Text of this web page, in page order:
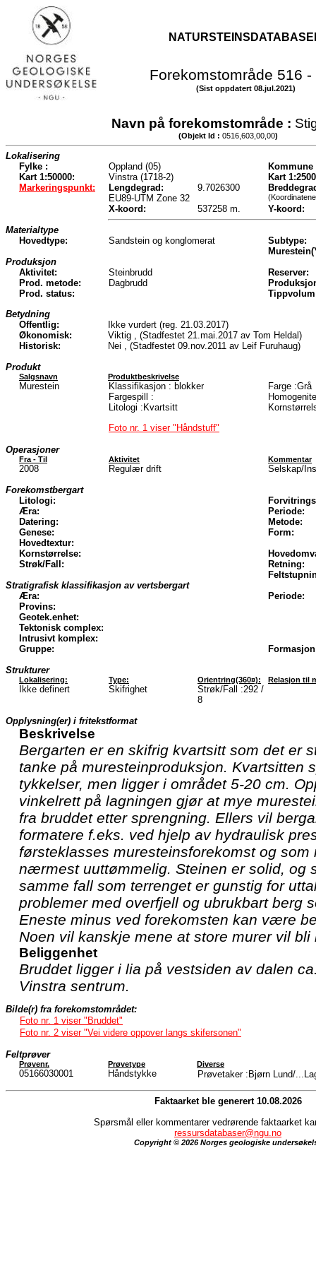
Forekomstområde 516 -
(Sist oppdatert 08.jul.2021)
Navn på forekomstområde :
(Objekt Id : 0516,603,00,00)
Lokalisering
Fylke :
Oppland (05)
Kommune
Kart 1:50000:
Vinstra (1718-2)
Kart
Markeringspunkt:
Lengdegrad: 9.7026300
EU89-UTM Zone 32
X-koord: 537258 m.
Y-koord:
Materialtype
Hovedtype:
Sandstein og konglomerat
Subtype:
Produksjon
Aktivitet:
Steinbrudd
Reserver:
Prod. metode:
Dagbrudd
Prod. status:
Betydning
Offentlig:
Ikke vurdert (reg. 21.03.2017)
Økonomisk:
Viktig , (Stadfestet 21.mai.2017 av Tom Heldal)
Historisk:
Nei , (Stadfestet 09.nov.2011 av Leif Furuhaug)
Produkt
Salgsnavn Produktbeskrivelse
Murestein Klassifikasjon : blokker
Farge :Grå
Fargespill :
Litologi :Kvartsitt
Foto nr. 1 viser "Håndstuff"
Operasjoner
Fra - Til Aktivitet Kommentar
2008 Regulær drift
Selskap/
Forekomstbergart
Litologi:
Æra:
Periode:
Datering:
Metode:
Genese:
Form:
Hovedtextur:
Kornstørrelse:
Strøk/Fall:
Retning:
Stratigrafisk klassifikasjon av vertsbergart
Æra:
Periode:
Provins:
Geotek.enhet:
Tektonisk complex:
Intrusivt komplex:
Gruppe:
Strukturer
Lokalisering: Type: Orientring(360¤): Relasjon til
Ikke definert Skifrighet
Strøk/Fall :292 /
8
Opplysning(er) i fritekstformat
Beskrivelse
Bergarten er en skifrig kvartsitt som det er
tanke på muresteinproduksjon. Kvartsitten
tykkelser, men ligger i området 5-20 cm.
vinkelrett på lagningen gjør at mye
fra bruddet etter sprengning. Ellers vil
formatere f.eks. ved hjelp av hydraulisk
førsteklasses muresteinsforekomst og som
nærmest uuttømmelig. Steinen er solid, og
samme fall som terrenget er gunstig for
problemer med overfjell og ubrukbart berg
Eneste minus ved forekomsten kan være
Noen vil kanskje mene at store murer vil
Beliggenhet
Bruddet ligger i lia på vestsiden av dalen
Vinstra sentrum.
Bilde(r) fra forekomstområdet:
Foto nr. 1 viser "Bruddet"
Foto nr. 2 viser "Vei videre oppover langs skifersonen"
Feltprøver
Prøvenr. Prøvetype Diverse
05166030001 Håndstykke Prøvetaker :Bjørn Lund/
Faktaarket ble generert 10.08.2026
Spørsmål eller kommentarer vedrørende faktaarket
ressursdatabaser@ngu.no
Copyright © 2026 Norges geologiske